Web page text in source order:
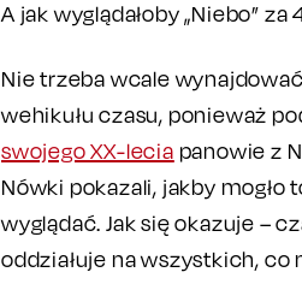
A jak wyglądałoby „Niebo” za
Nie trzeba wcale wynajdować
wehikułu czasu, ponieważ
swojego XX-lecia panowie z
Nówki pokazali, jakby mogło
wyglądać. Jak się okazuje –
oddziałuje na wszystkich, co